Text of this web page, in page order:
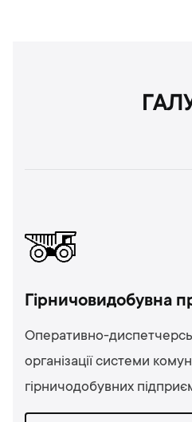
Гірничовидобувна
Оперативно-
організації системи
гірничодобувних